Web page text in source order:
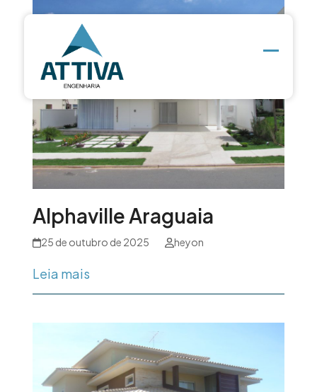
menu
menu
Alphaville Araguaia
25 de outubro de 2025 heyon
Leia mais